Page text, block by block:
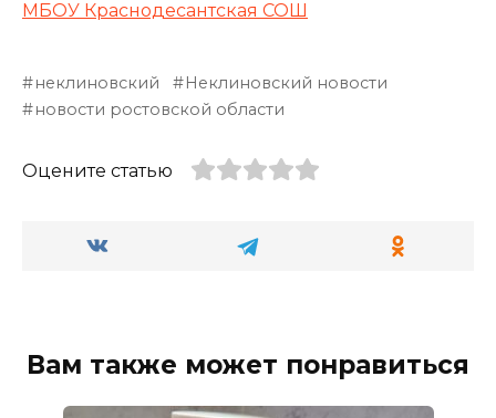
МБОУ Краснодесантская СОШ
неклиновский
Неклиновский новости
новости ростовской области
Оцените статью
Вам также может понравиться